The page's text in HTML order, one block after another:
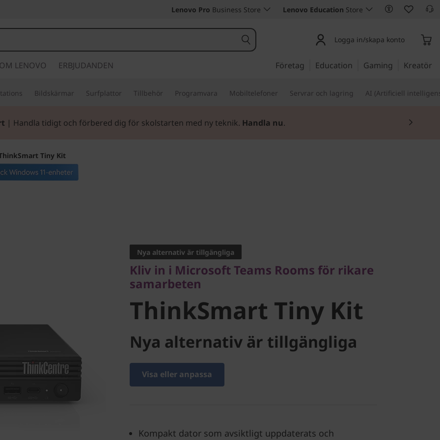
Lenovo Pro Business Store Lenovo Education Store
Logga in/skapa konto
OM LENOVO ERBJUDANDEN Företag Education Gaming Kreatör
Bildskärmar Surfplattor Tillbehör Programvara Mobiltelefoner Servrar och lagring AI (Artificiell
| Handla tidigt och förbered dig för skolstarten med ny teknik. Handla nu.
Tiny Kit
samarbeten
ThinkSmart Tiny Kit
Nya alternativ är tillgängliga
Kliv in i Microsoft Teams Rooms för rikare
samarbeten
ThinkSmart Tiny Kit
Nya alternativ är tillgängliga
Visa eller anpassa
Kompakt dator som avsiktligt uppdaterats och